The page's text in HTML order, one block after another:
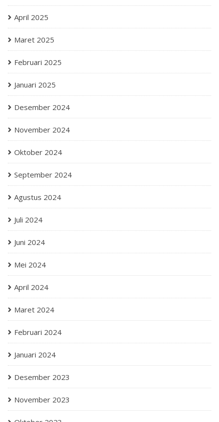
April 2025
Maret 2025
Februari 2025
Januari 2025
Desember 2024
November 2024
Oktober 2024
September 2024
Agustus 2024
Juli 2024
Juni 2024
Mei 2024
April 2024
Maret 2024
Februari 2024
Januari 2024
Desember 2023
November 2023